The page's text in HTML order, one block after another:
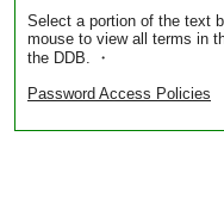
Select a portion of the text
mouse to view all terms in
the DDB. ・
Password Access Policies